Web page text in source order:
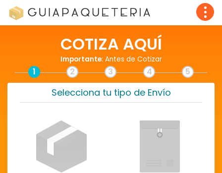
COTIZA AQUÍ
Importante: Antes de Cotizar
1 2 3 4 5
Selecciona tu tipo de Envío